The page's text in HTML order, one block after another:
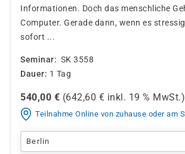
Informationen. Doch das menschliche
Computer. Gerade dann, wenn es
sofort ...
Seminar
SK 3558
Dauer
1 Tag
540,00 € (642,60 € inkl. 19 % MwSt.)
Teilnahme Online von zuhause oder am
Berlin